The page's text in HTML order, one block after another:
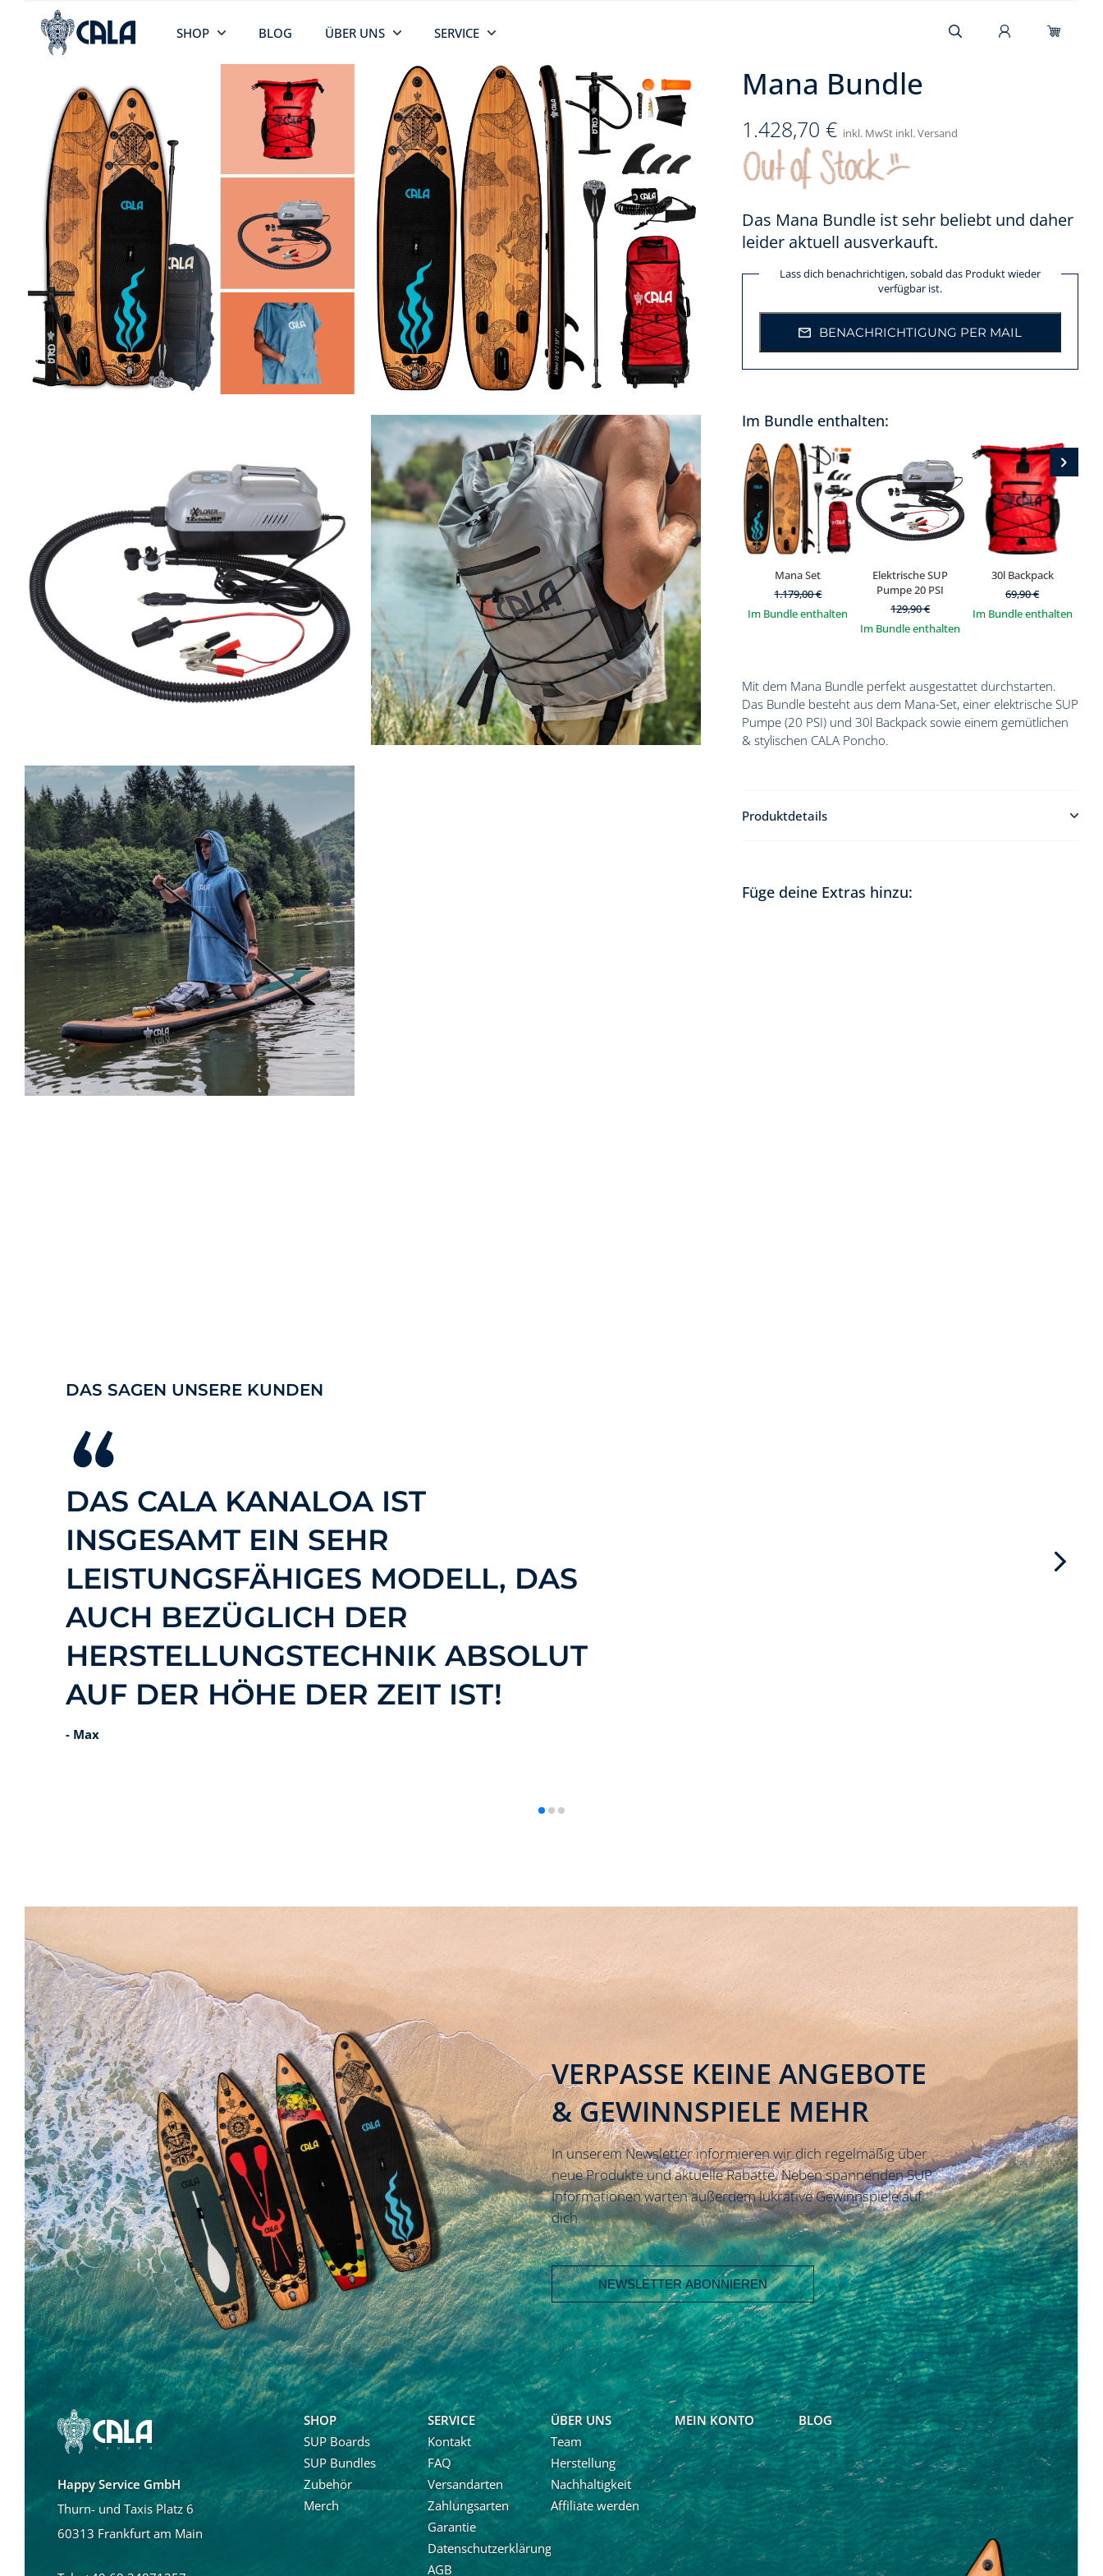
SHOP BLOG ÜBER UNS SERVICE
Mana Bundle
1.428,70 € inkl. MwSt inkl. Versand
Das Mana Bundle ist sehr beliebt und daher
leider aktuell ausverkauft.
Lass dich benachrichtigen, sobald das Produkt wieder
verfügbar ist.
BENACHRICHTIGUNG PER MAIL
Im Bundle enthalten:
Mana Set
1.179,00€
Im Bundle enthalten
Elektrische SUP
Pumpe 20 PSI
129,90€
Im Bundle enthalten
30l Backpack
69,90€
Im Bundle enthalten
Mit dem Mana Bundle perfekt ausgestattet durchstarten.
Das Bundle besteht aus dem Mana-Set, einer elektrische SUP
Pumpe (20 PSI) und 30l Backpack sowie einem gemütlichen
& stylischen CALA Poncho.
Produktdetails
Mana SUP Set, bestehend aus:
Füge deine Extras hinzu:
DAS SAGEN UNSERE KUNDEN
DAS CALA KANALOA IST
INSGESAMT EIN SEHR
LEISTUNGSFÄHIGES MODELL, DAS
AUCH BEZÜGLICH DER
HERSTELLUNGSTECHNIK ABSOLUT
AUF DER HÖHE DER ZEIT IST!
- Max
VERPASSE KEINE ANGEBOTE
& GEWINNSPIELE MEHR
In unserem Newsletter informieren wir dich regelmäßig über
neue Produkte und aktuelle Rabatte. Neben spannenden SUP
Informationen warten außerdem lukrative Gewinnspiele auf
dich.
E-Mail Adresse
Vorname
Nachname
Ja, ich möchte den Newsletter von
Calaboards erhalten und regelmäßig mit
Neuigkeiten und über Angebote
informiert werden. Die Abmeldung vom
Newsletter ist jederzeit möglich.
Happy Service GmbH
Thurn- und Taxis Platz 6
60313 Frankfurt am Main
SHOP
SUP Boards
SUP Bundles
Zubehör
Merch
SERVICE
Kontakt
FAQ
Versandarten
Zahlungsarten
Garantie
Datenschutzerklärung
AGB
ÜBER UNS
Team
Herstellung
Nachhaltigkeit
Affiliate werden
MEIN KONTO BLOG